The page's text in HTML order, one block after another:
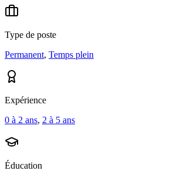
Type de poste
Permanent, Temps plein
Expérience
0 à 2 ans, 2 à 5 ans
Éducation